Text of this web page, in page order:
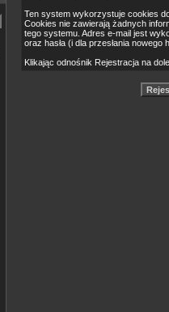
Ten system wykorzystuje cookies
Cookies nie zawierają żadnych
tego systemu. Adres e-mail jest
oraz hasła (i dla przesłania nowego
Klikając odnośnik Rejestracja na